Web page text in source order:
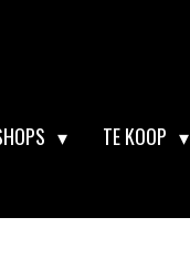
TE KOOP